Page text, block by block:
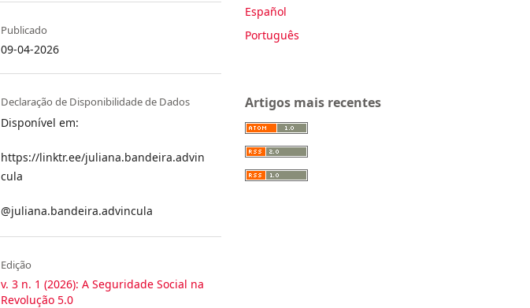
Publicado
09-04-2026
Declaração de Disponibilidade de Dados
Disponível em:
https://linktr.ee/juliana.bandeira.advin
cula
@juliana.bandeira.advincula
Edição
v. 3 n. 1 (2026): A Seguridade Social na
Revolução 5.0
Español
Português
Artigos mais recentes